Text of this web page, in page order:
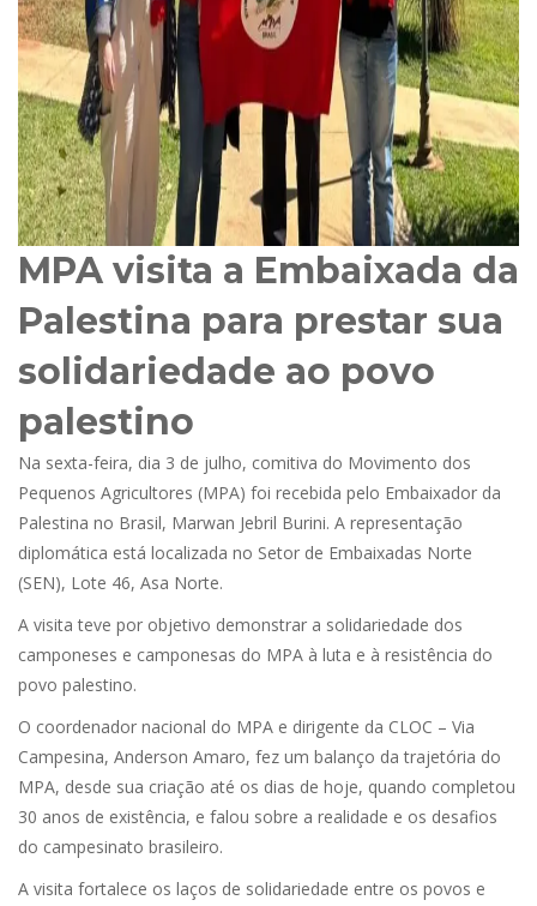
MPA visita a Embaixada da
Palestina para prestar sua
solidariedade ao povo
palestino
Na sexta-feira, dia 3 de julho, comitiva do Movimento dos
Pequenos Agricultores (MPA) foi recebida pelo Embaixador da
Palestina no Brasil, Marwan Jebril Burini. A representação
diplomática está localizada no Setor de Embaixadas Norte
(SEN), Lote 46, Asa Norte.
A visita teve por objetivo demonstrar a solidariedade dos
camponeses e camponesas do MPA à luta e à resistência do
povo palestino.
O coordenador nacional do MPA e dirigente da CLOC – Via
Campesina, Anderson Amaro, fez um balanço da trajetória do
MPA, desde sua criação até os dias de hoje, quando completou
30 anos de existência, e falou sobre a realidade e os desafios
do campesinato brasileiro.
A visita fortalece os laços de solidariedade entre os povos e